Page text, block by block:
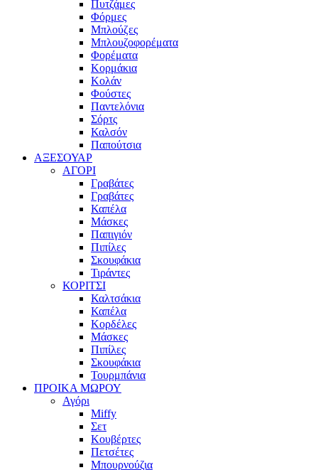
Πυτζάμες
Φόρμες
Μπλούζες
Μπλουζοφορέματα
Φορέματα
Κορμάκια
Κολάν
Φούστες
Παντελόνια
Σόρτς
Καλσόν
Παπούτσια
ΑΞΕΣΟΥΑΡ
ΑΓΟΡΙ
Γραβάτες
Γραβάτες
Καπέλα
Μάσκες
Παπιγιόν
Πιπίλες
Σκουφάκια
Τιράντες
ΚΟΡΙΤΣΙ
Καλτσάκια
Καπέλα
Κορδέλες
Μάσκες
Πιπίλες
Σκουφάκια
Τουρμπάνια
ΠΡΟΙΚΑ ΜΩΡΟΥ
Αγόρι
Miffy
Σετ
Κουβέρτες
Πετσέτες
Μπουρνούζια